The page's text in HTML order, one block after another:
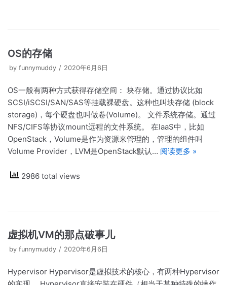
OS的存储
by funnymuddy 2020年6月6日
OS一般有两种方式获得存储空间： 块存储。通过协议比如
SCSI/iSCSI/SAN/SAS等挂载裸硬盘。这种也叫块存储 (block
storage)，每个硬盘也叫做卷(Volume)。 文件系统存储。通过
NFS/CIFS等协议mount远程的文件系统。 在IaaS中，比如
OpenStack，Volume是作为资源来管理的，管理的组件叫
Volume Provider，LVM是OpenStack默认… 阅读更多 »
2986 total views
虚拟机VM的那点破事儿
by funnymuddy 2020年6月6日
Hypervisor Hypervisor是虚拟技术的核心，有两种Hypervisor